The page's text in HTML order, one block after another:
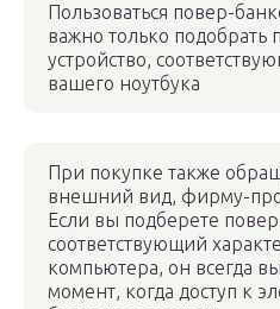
Пользоваться повер-
важно только подобрать
устройство,
вашего ноутбука
При покупке также
внешний вид, фирму-
Если вы подберете
соответствующий
компьютера, он всегда
момент, когда доступ к